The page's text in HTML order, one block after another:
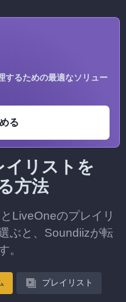
するための最適なソリュー
る
リストを
方法
LiveOneのプレイリ
ぶと、Soundiizが転
。
プレイリスト